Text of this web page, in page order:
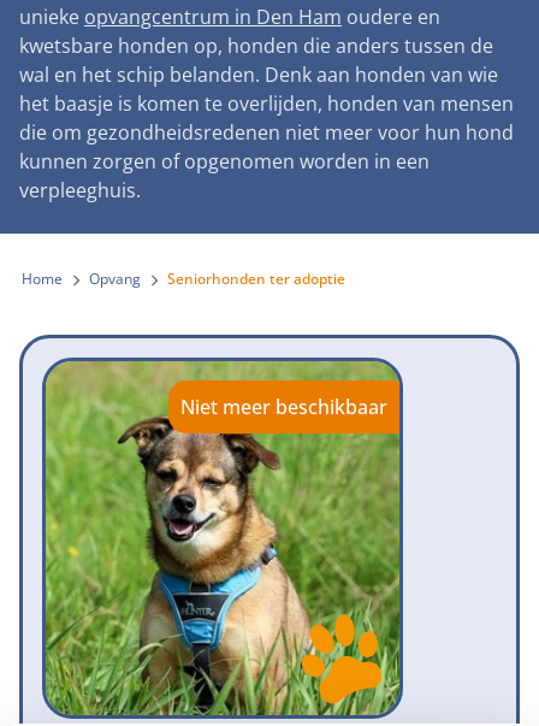
Landelijke registratie bijtincidenten
Verantwoord fokbeleid
Landelijk vuurwerkverbod
Verplichte pre-aanschaf cursus
Gemeentelijk meldpunt bijtincidenten
Bescherming tegen grasaren
Lezingen
Symposium Gemeentelijk Dierenbeleid
Teken onze petitie
Steun als bedrijf
Adopteer een seniorhond
Sponsor een seniorhond
Steun als vrijwilliger
Honden voor Honden Loop
Vraag een donatiebox aan
Wat wij doen
Onze organisatie
Samenwerking
Jaarverslag
Vacatures
Donateursmagazine Hond
Onze successen voor honden
Contactgegevens
Pers
Nieuws
Nieuwsbrief
Incassodata
Zoeken
unieke opvangcentrum in Den Ham oudere en
kwetsbare honden op, honden die anders tussen de
wal en het schip belanden. Denk aan honden van wie
het baasje is komen te overlijden, honden van mensen
die om gezondheidsredenen niet meer voor hun hond
kunnen zorgen of opgenomen worden in een
verpleeghuis.
Home Opvang Seniorhonden ter adoptie
Niet meer beschikbaar